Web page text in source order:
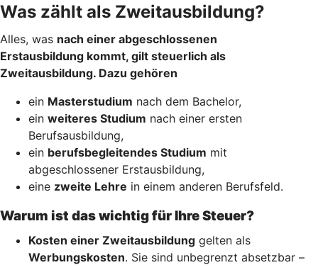
Was zählt als Zweitausbildung?
Alles, was nach einer abgeschlossenen
Erstausbildung kommt, gilt steuerlich als
Zweitausbildung. Dazu gehören
ein Masterstudium nach dem Bachelor,
ein weiteres Studium nach einer ersten
Berufsausbildung,
ein berufsbegleitendes Studium mit
abgeschlossener Erstausbildung,
eine zweite Lehre in einem anderen Berufsfeld.
Warum ist das wichtig für Ihre Steuer?
Kosten einer Zweitausbildung gelten als
Werbungskosten. Sie sind unbegrenzt absetzbar –